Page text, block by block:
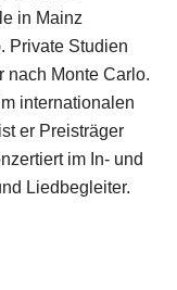
in Mainz
Private Studien
nach Monte Carlo.
internationalen
er Preisträger
im In- und
Liedbegleiter.